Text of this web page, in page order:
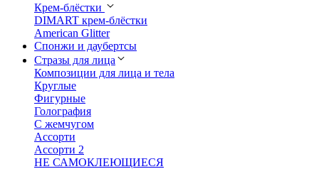
Крем-блёстки
DIMART крем-блёстки
American Glitter
Спонжи и даубертсы
Стразы для лица
Композиции для лица и тела
Круглые
Фигурные
Голография
С жемчугом
Ассорти
Ассорти 2
НЕ САМОКЛЕЮЩИЕСЯ